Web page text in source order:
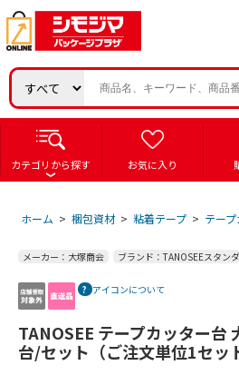
カテゴリから探す お気に入り
ホーム > 梱包資材 > 粘着テープ > テー
メーカー：大塚商会 ブランド：TANOSEEスタン
アイコンについて
TANOSEE テープカッター台
台/セット（ご注文単位1セッ